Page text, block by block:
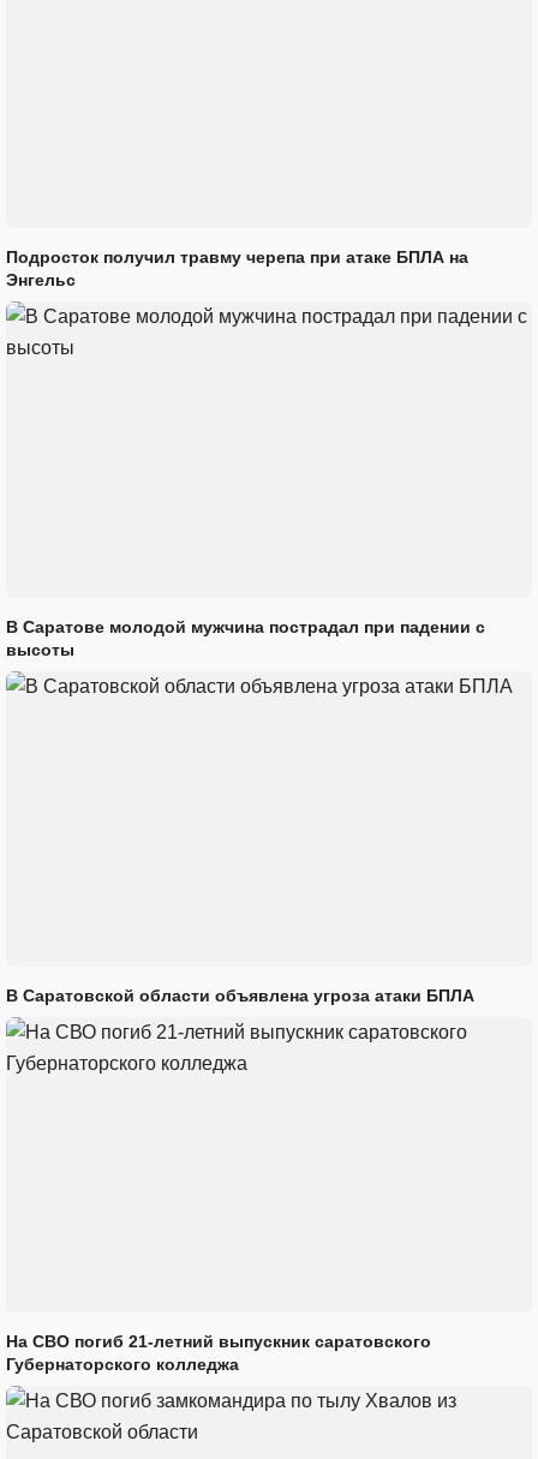
Подросток получил травму черепа при атаке БПЛА на
Энгельс
В Саратове молодой мужчина пострадал при падении с
высоты
В Саратовской области объявлена угроза атаки БПЛА
На СВО погиб 21-летний выпускник саратовского
Губернаторского колледжа